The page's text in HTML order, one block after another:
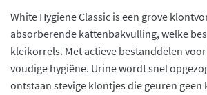
White Hygiene Classic is een grove
absorberende kattenbakvulling, welke
kleikorrels. Met actieve bestanddelen
voudige hygiëne. Urine wordt snel
ontstaan stevige klontjes die geuren geen